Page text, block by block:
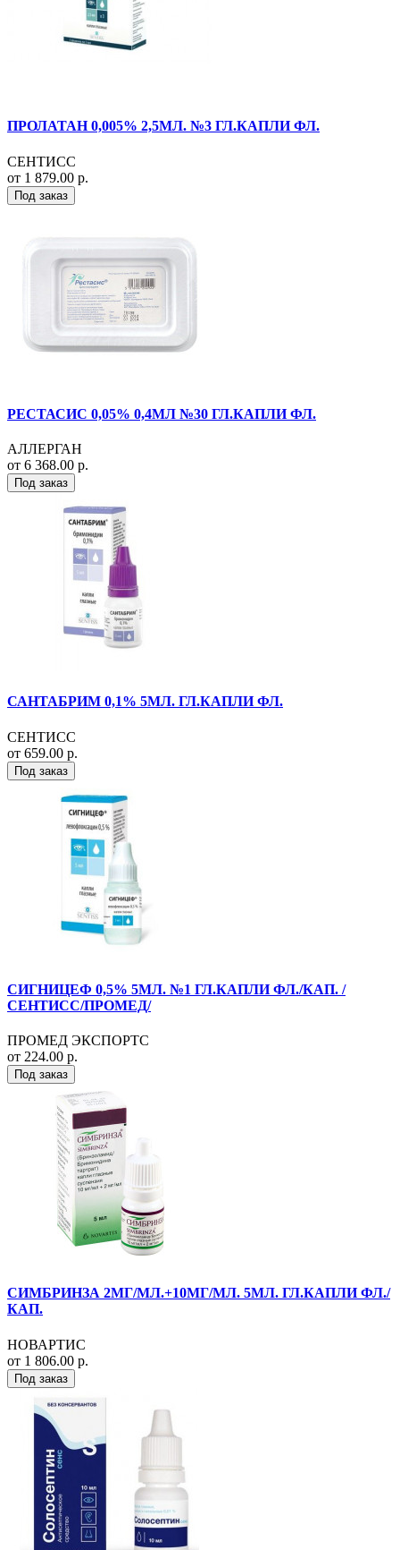
ПРОЛАТАН 0,005% 2,5МЛ. №3 ГЛ.КАПЛИ ФЛ.
СЕНТИСС
от 1 879.00 р.
Под заказ
РЕСТАСИС 0,05% 0,4МЛ №30 ГЛ.КАПЛИ ФЛ.
АЛЛЕРГАН
от 6 368.00 р.
Под заказ
САНТАБРИМ 0,1% 5МЛ. ГЛ.КАПЛИ ФЛ.
СЕНТИСС
от 659.00 р.
Под заказ
СИГНИЦЕФ 0,5% 5МЛ. №1 ГЛ.КАПЛИ ФЛ./КАП. /
СЕНТИСС/ПРОМЕД/
ПРОМЕД ЭКСПОРТС
от 224.00 р.
Под заказ
СИМБРИНЗА 2МГ/МЛ.+10МГ/МЛ. 5МЛ. ГЛ.КАПЛИ ФЛ./
КАП.
НОВАРТИС
от 1 806.00 р.
Под заказ